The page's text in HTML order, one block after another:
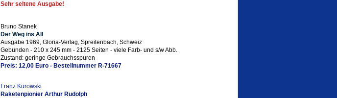
Sehr seltene Ausgabe!
Bruno Stanek
Der Weg ins All
Ausgabe 1969, Gloria-Verlag, Spreitenbach, Schweiz
Gebunden - 210 x 245 mm - 2125 Seiten - viele Farb- und s/w Abb.
Zustand: geringe Gebrauchsspuren
Preis: 12,00 Euro - Bestellnummer R-71667
Franz Kurowski
Raketenpionier Arthur Rudolph